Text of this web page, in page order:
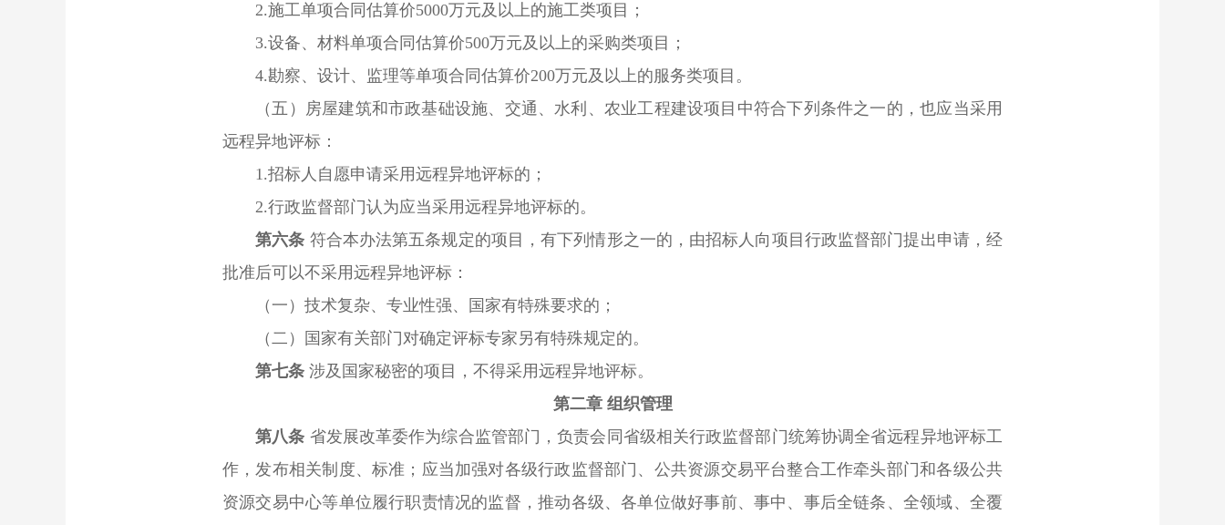
2.施工单项合同估算价5000万元及以上的施工类项目；
3.设备、材料单项合同估算价500万元及以上的采购类项目；
4.勘察、设计、监理等单项合同估算价200万元及以上的服务类项目。
（五）房屋建筑和市政基础设施、交通、水利、农业工程建设项目中符合下列条件之一的，也应当采用
远程异地评标：
1.招标人自愿申请采用远程异地评标的；
2.行政监督部门认为应当采用远程异地评标的。
第六条 符合本办法第五条规定的项目，有下列情形之一的，由招标人向项目行政监督部门提出申请，经
批准后可以不采用远程异地评标：
（一）技术复杂、专业性强、国家有特殊要求的；
（二）国家有关部门对确定评标专家另有特殊规定的。
第七条 涉及国家秘密的项目，不得采用远程异地评标。
第二章 组织管理
第八条 省发展改革委作为综合监管部门，负责会同省级相关行政监督部门统筹协调全省远程异地评标工
作，发布相关制度、标准；应当加强对各级行政监督部门、公共资源交易平台整合工作牵头部门和各级公共
资源交易中心等单位履行职责情况的监督，推动各级、各单位做好事前、事中、事后全链条、全领域、全覆